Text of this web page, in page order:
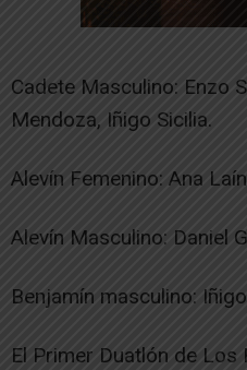
Cadete Masculino: Enzo
Mendoza, Iñigo Sicilia.
Alevín Femenino: Ana
Alevín Masculino: Daniel
Benjamín masculino:
El Primer Duatlón de